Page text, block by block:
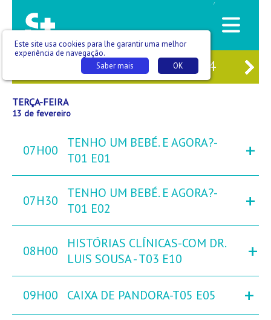
/
TER13 QUA 14 QUI
TERÇA-FEIRA
13 de fevereiro
07H00
TENHO UM BEBÉ. E AGORA?-
T01 E01
+
07H30
TENHO UM BEBÉ. E AGORA?-
T01 E02
+
08H00
HISTÓRIAS CLÍNICAS-COM DR.
LUIS SOUSA - T03 E10
+
09H00 CAIXA DE PANDORA-T05 E05 +
Este site usa cookies para lhe garantir uma melhor
experiência de navegação.
OK
Saber mais